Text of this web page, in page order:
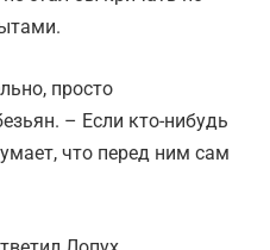
просто
– Если кто-нибудь
что перед ним сам